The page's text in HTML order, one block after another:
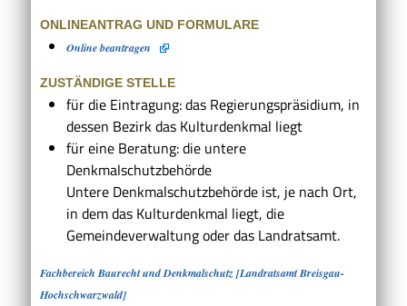
ONLINEANTRAG UND FORMULARE
Online beantragen
ZUSTÄNDIGE STELLE
für die Eintragung: das Regierungspräsidium, in
dessen Bezirk das Kulturdenkmal liegt
für eine Beratung: die untere
Denkmalschutzbehörde
Untere Denkmalschutzbehörde ist, je nach Ort,
in dem das Kulturdenkmal liegt, die
Gemeindeverwaltung oder das Landratsamt.
Fachbereich Baurecht und Denkmalschutz [Landratsamt Breisgau-
Hochschwarzwald]